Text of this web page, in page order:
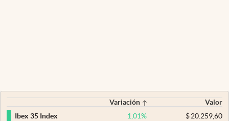
Variación
Valor
Ibex 35 Index
1,01% $20.259,60